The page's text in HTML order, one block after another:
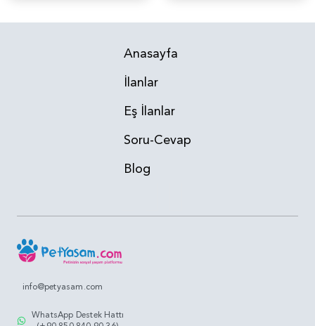
Anasayfa
İlanlar
Eş İlanlar
Soru-Cevap
Blog
info@petyasam.com
WhatsApp Destek Hattı